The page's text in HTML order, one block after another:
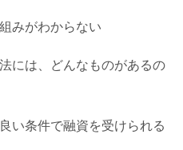
みがわからない
には、どんなものがあるの
い条件で融資を受けられる